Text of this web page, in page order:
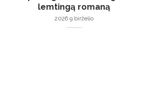
lemtingą romaną
2026 9 birželio